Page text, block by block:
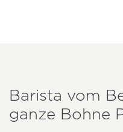
Barista vom
ganze Bohne